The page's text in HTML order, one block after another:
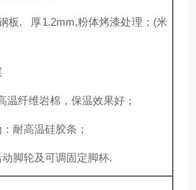
板, 厚1.2mm,粉体烤漆处理；(米
温纤维岩棉，保温效果好；
耐高温硅胶条；
脚轮及可调固定脚杯.